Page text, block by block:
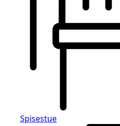
Spisestue